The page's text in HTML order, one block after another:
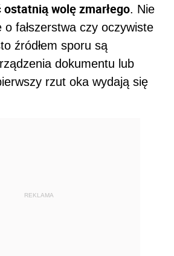
wolę zmarłego. Nie
o fałszerstwa czy oczywiste
źródłem sporu są
dokumentu lub
rzut oka wydają się
REKLAMA